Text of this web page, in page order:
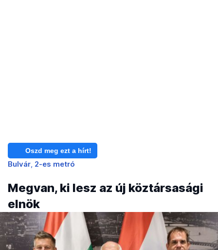
Oszd meg ezt a hírt!
Bulvár 2-es metró
Megvan, ki lesz az új köztársasági
elnök